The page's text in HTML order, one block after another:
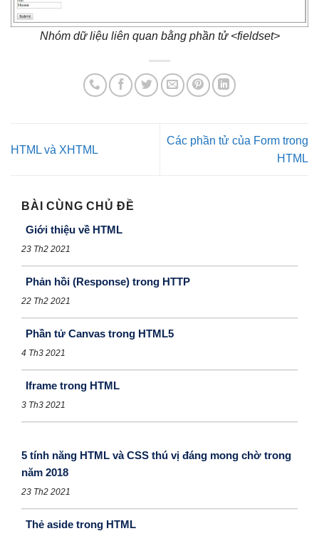
Nhóm dữ liệu liên quan bằng phần tử <fieldset>
HTML và XHTML
Các phần tử của Form trong
HTML
BÀI CÙNG CHỦ ĐỀ
Giới thiệu về HTML
23 Th2 2021
Phản hồi (Response) trong HTTP
22 Th2 2021
Phần tử Canvas trong HTML5
4 Th3 2021
Iframe trong HTML
3 Th3 2021
5 tính năng HTML và CSS thú vị đáng mong chờ trong
năm 2018
23 Th2 2021
Thẻ aside trong HTML